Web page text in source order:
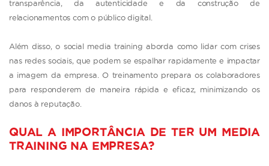
transparência, da autenticidade e da construção de
relacionamentos com o público digital.
Além disso, o social media training aborda como lidar com crises
nas redes sociais, que podem se espalhar rapidamente e impactar
a imagem da empresa. O treinamento prepara os colaboradores
para responderem de maneira rápida e eficaz, minimizando os
danos à reputação.
QUAL A IMPORTÂNCIA DE TER UM MEDIA
TRAINING NA EMPRESA?